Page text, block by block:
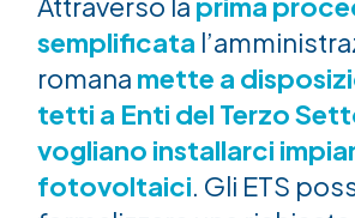
semplificata
romana mette a
tetti a Enti del Terzo
vogliano installarci
fotovoltaici. Gli ETS